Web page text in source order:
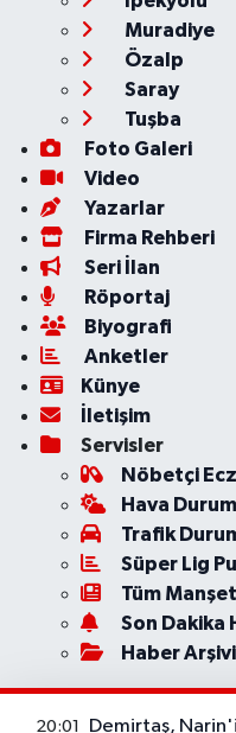
Muradiye
Özalp
Saray
Tuşba
Foto Galeri
Video
Yazarlar
Firma Rehberi
Seri İlan
Röportaj
Biyografi
Anketler
Künye
İletişim
Servisler
Nöbetçi
Hava
Trafik
Süper Lig
Tüm
Son Dakika
Haber Arşivi
20:01 Demirtaş,